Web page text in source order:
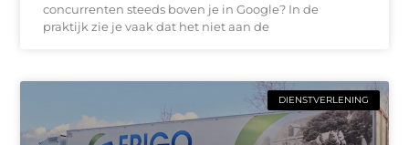
concurrenten steeds boven je in Google? In de
praktijk zie je vaak dat het niet aan de
DIENSTVERLENING